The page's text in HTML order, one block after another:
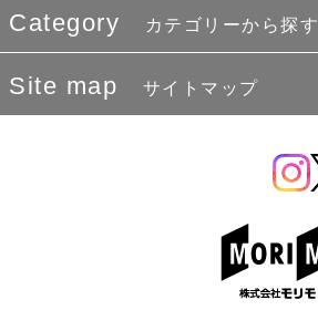
Category カテゴリーから探す
Site map サイトマップ